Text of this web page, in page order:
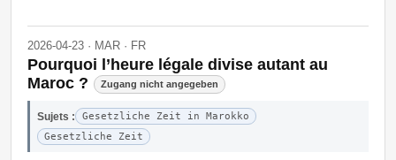
2026-04-23 · MAR · FR
Pourquoi l’heure légale divise autant au
Maroc ?
Zugang nicht angegeben
Sujets :
Gesetzliche Zeit in Marokko
Gesetzliche Zeit